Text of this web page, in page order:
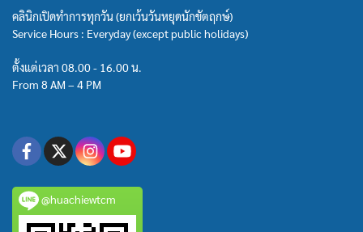
คลินิกเปิดทำการทุกวัน (ยกเว้นวันหยุดนักขัตฤกษ์)
Service Hours : Everyday (except public holidays)
ตั้งแต่เวลา 08.00 - 16.00 น.
From 8 AM – 4 PM
@huachiewtcm